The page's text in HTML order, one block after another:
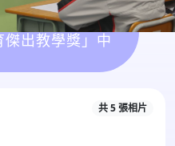
出教學獎」中
共 5 張相片